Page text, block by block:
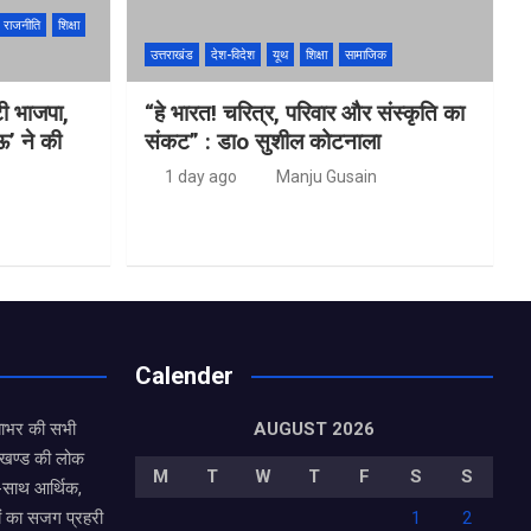
राजनीति
शिक्षा
भाजपा,
ने की
उत्तराखंड देश-विदेश यूथ शिक्षा सामाजिक
“हे भारत! चरित्र, परिवार और संस्कृति का
संकट” : डाo सुशील कोटनाला
1 day ago Manju Gusain
की सभी
की लोक
आर्थिक,
का सजग प्रहरी
Calender
AUGUST 2026
M T W T F S
S
1
2